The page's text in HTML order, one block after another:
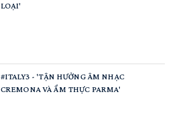
LOẠI'
#ITALY3 - 'TẬN HƯỞNG ÂM NHẠC
CREMONA VÀ ẨM THỰC PARMA'